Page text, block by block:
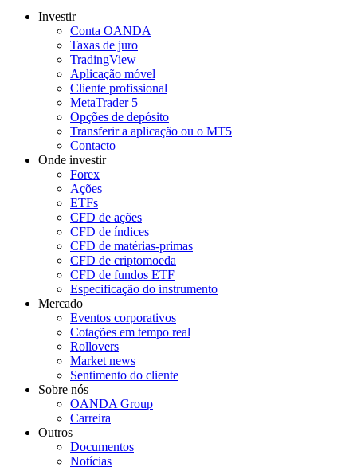
Investir
Conta OANDA
Taxas de juro
TradingView
Aplicação móvel
Cliente profissional
MetaTrader 5
Opções de depósito
Transferir a aplicação ou o MT5
Contacto
Onde investir
Forex
Ações
ETFs
CFD de ações
CFD de índices
CFD de matérias-primas
CFD de criptomoeda
CFD de fundos ETF
Especificação do instrumento
Mercado
Eventos corporativos
Cotações em tempo real
Rollovers
Market news
Sentimento do cliente
Sobre nós
OANDA Group
Carreira
Outros
Documentos
Notícias